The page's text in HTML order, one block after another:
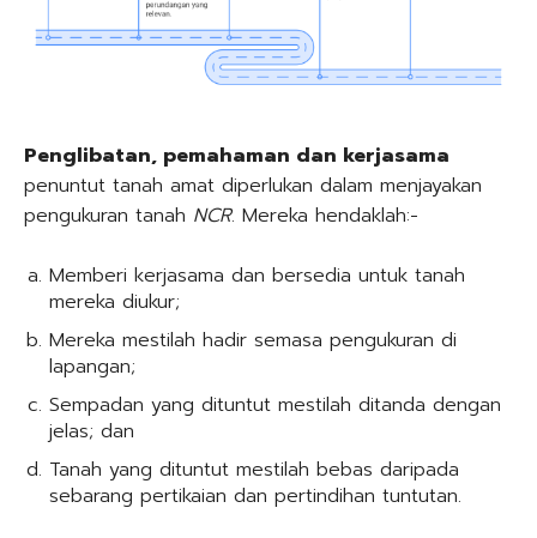
Penglibatan, pemahaman dan kerjasama
penuntut tanah amat diperlukan dalam menjayakan
pengukuran tanah NCR. Mereka hendaklah:-
Memberi kerjasama dan bersedia untuk tanah
mereka diukur;
Mereka mestilah hadir semasa pengukuran di
lapangan;
Sempadan yang dituntut mestilah ditanda dengan
jelas; dan
Tanah yang dituntut mestilah bebas daripada
sebarang pertikaian dan pertindihan tuntutan.